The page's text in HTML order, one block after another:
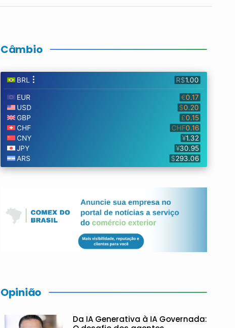
Câmbio
Opinião
Da IA Generativa à IA Governada: